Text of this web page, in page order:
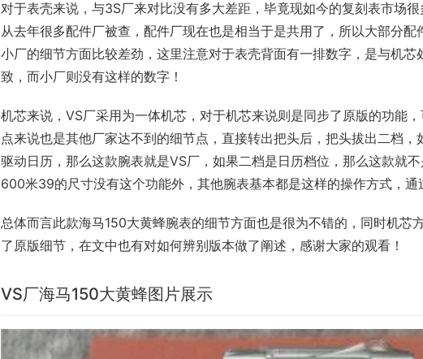
对于表壳来说，与3S厂来对比没有多大差距，毕竟现如今的复刻表市场
从去年很多配件厂被查，配件厂现在也是相当于是共用了，所以大部分配
小厂的细节方面比较差劲，这里注意对于表壳背面有一排数字，是与机
致，而小厂则没有这样的数字！
机芯来说，VS厂采用为一体机芯，对于机芯来说则是同步了原版的功能
点来说也是其他厂家达不到的细节点，直接转出把头后，把头拔出二档
驱动日历，那么这款腕表就是VS厂，如果二档是日历档位，那么这款就
600米39的尺寸没有这个功能外，其他腕表基本都是这样的操作方式，通
总体而言此款海马150大黄蜂腕表的细节方面也是很为不错的，同时机芯
了原版细节，在文中也有对如何辨别版本做了阐述，感谢大家的观看！
VS厂海马150大黄蜂图片展示